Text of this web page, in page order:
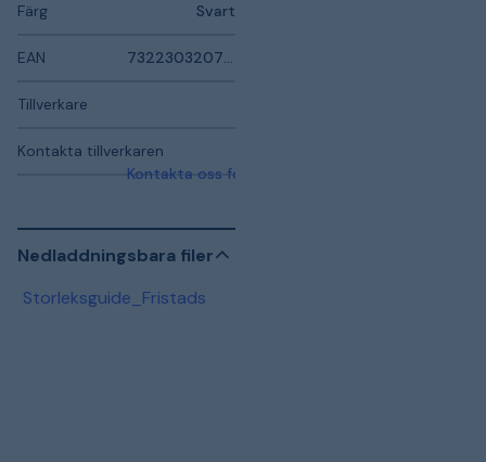
Färg Svart
EAN 7322303207331
Tillverkare
Kontakta tillverkaren
Kontakta oss för mer information
Nedladdningsbara filer
Storleksguide_Fristads